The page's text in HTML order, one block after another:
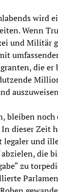
wird
Wenn
und Militär
die er
bleiben noch
dieser Zeit
legaler und
die
zu